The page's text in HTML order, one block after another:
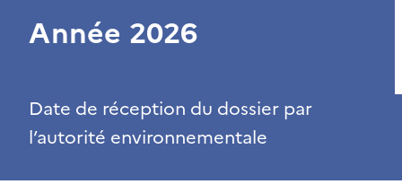
Année 2026
Date de réception du dossier par
l’autorité environnementale